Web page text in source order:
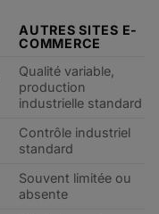
AUTRES SITES E-
COMMERCE
Qualité variable,
production
industrielle standard
Contrôle industriel
standard
Souvent limitée ou
absente